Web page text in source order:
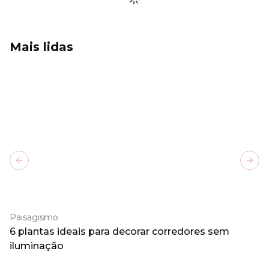
Mais lidas
Paisagismo
6 plantas ideais para decorar corredores sem
iluminação
Previous slide